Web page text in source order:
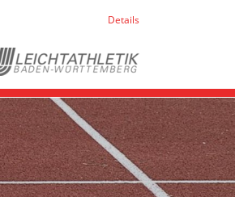
Details